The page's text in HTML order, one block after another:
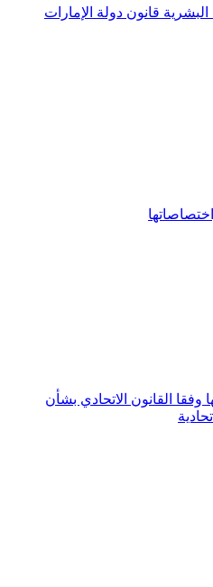
قانون دولة الإمارات
وفقا القانون الاتحادي بشأن